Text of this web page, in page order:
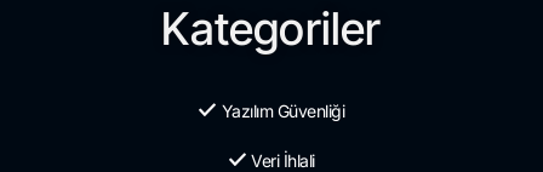
Kategoriler
Yazılım Güvenliği
Veri İhlali